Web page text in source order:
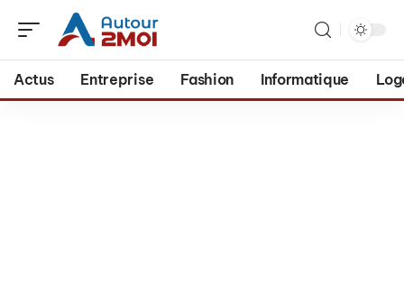
Actus Entreprise Fashion Informatique